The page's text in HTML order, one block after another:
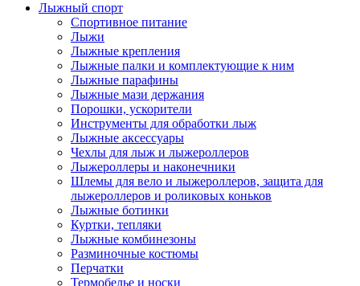
Лыжный спорт
Спортивное питание
Лыжи
Лыжные крепления
Лыжные палки и комплектующие к ним
Лыжные парафины
Лыжные мази держания
Порошки, ускорители
Инструменты для обработки лыж
Лыжные аксессуары
Чехлы для лыж и лыжероллеров
Лыжероллеры и наконечники
Шлемы для вело и лыжероллеров, защита для
лыжероллеров и роликовых коньков
Лыжные ботинки
Куртки, тепляки
Лыжные комбинезоны
Разминочные костюмы
Перчатки
Термобелье и носки